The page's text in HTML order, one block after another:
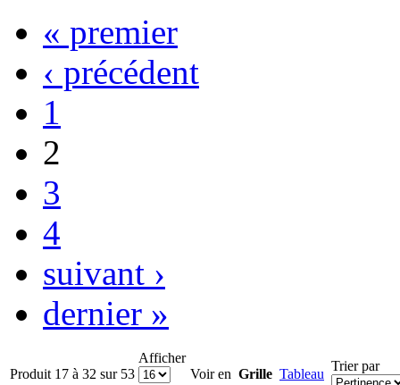
« premier
‹ précédent
1
2
3
4
suivant ›
dernier »
Produit 17 à 32 sur 53
Afficher
Voir en Grille Tableau
Trier par